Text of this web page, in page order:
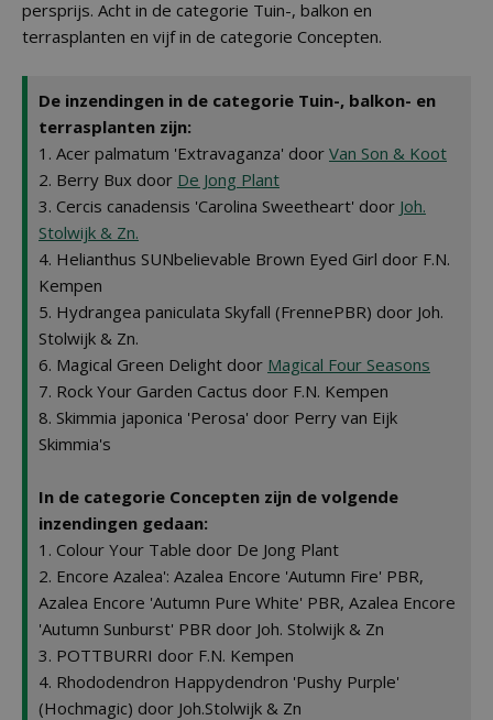
persprijs. Acht in de categorie Tuin-, balkon en
terrasplanten en vijf in de categorie Concepten.
De inzendingen in de categorie Tuin-, balkon- en
terrasplanten zijn:
1. Acer palmatum 'Extravaganza' door Van Son & Koot
2. Berry Bux door De Jong Plant
3. Cercis canadensis 'Carolina Sweetheart' door Joh.
Stolwijk & Zn.
4. Helianthus SUNbelievable Brown Eyed Girl door F.N.
Kempen
5. Hydrangea paniculata Skyfall (FrennePBR) door Joh.
Stolwijk & Zn.
6. Magical Green Delight door Magical Four Seasons
7. Rock Your Garden Cactus door F.N. Kempen
8. Skimmia japonica 'Perosa' door Perry van Eijk
Skimmia's
In de categorie Concepten zijn de volgende
inzendingen gedaan:
1. Colour Your Table door De Jong Plant
2. Encore Azalea': Azalea Encore 'Autumn Fire' PBR,
Azalea Encore 'Autumn Pure White' PBR, Azalea Encore
'Autumn Sunburst' PBR door Joh. Stolwijk & Zn
3. POTTBURRI door F.N. Kempen
4. Rhododendron Happydendron 'Pushy Purple'
(Hochmagic) door Joh.Stolwijk & Zn